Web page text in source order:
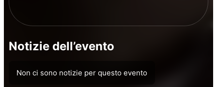
Notizie dell’evento
Non ci sono notizie per questo evento